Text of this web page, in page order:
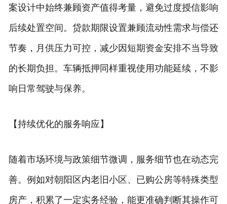
案设计中始终兼顾资产值得考量，避免过度授信影响
后续处置空间。贷款期限设置兼顾流动性需求与偿还
节奏，月供压力可控，减少因短期资金安排不当导致
的长期负担。车辆抵押同样重视使用功能延续，不影
响日常驾驶与保养。
【持续优化的服务响应】
随着市场环境与政策细节微调，服务细节也在动态完
善。例如对朝阳区内老旧小区、已购公房等特殊类型
房产，积累了一定实务经验，能更准确判断其操作可